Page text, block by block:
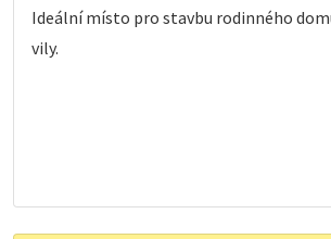
Ideální místo pro stavbu rodinného
vily.